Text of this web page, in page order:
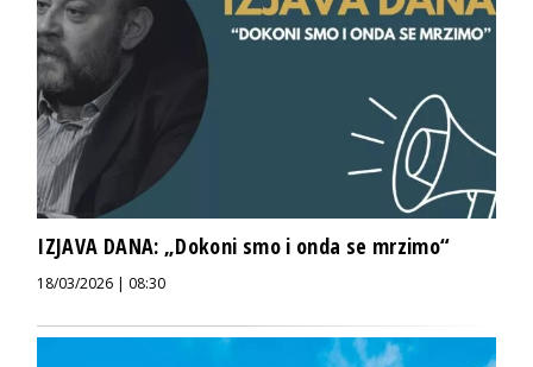
IZJAVA DANA: „Dokoni smo i onda se mrzimo“
18/03/2026 | 08:30